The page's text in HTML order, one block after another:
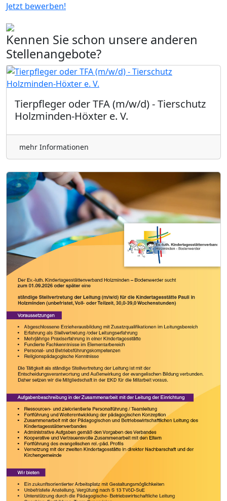
Jetzt bewerben!
Kennen Sie schon unsere anderen
Stellenangebote?
Tierpfleger oder TFA (m/w/d) - Tierschutz
Holzminden-Höxter e. V.
mehr Informationen